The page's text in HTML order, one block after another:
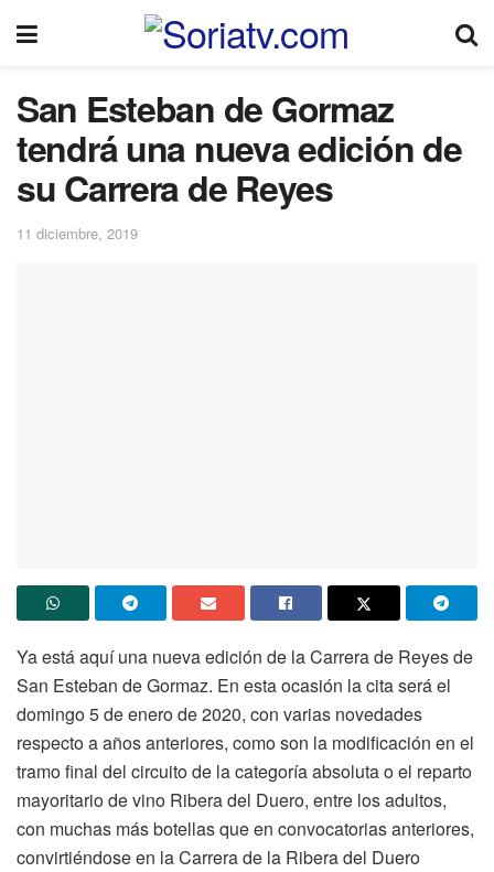
San Esteban de Gormaz
tendrá una nueva edición de
su Carrera de Reyes
11 diciembre, 2019
Ya está aquí una nueva edición de la Carrera de Reyes de
San Esteban de Gormaz. En esta ocasión la cita será el
domingo 5 de enero de 2020, con varias novedades
respecto a años anteriores, como son la modificación en el
tramo final del circuito de la categoría absoluta o el reparto
mayoritario de vino Ribera del Duero, entre los adultos,
con muchas más botellas que en convocatorias anteriores,
convirtiéndose en la Carrera de la Ribera del Duero